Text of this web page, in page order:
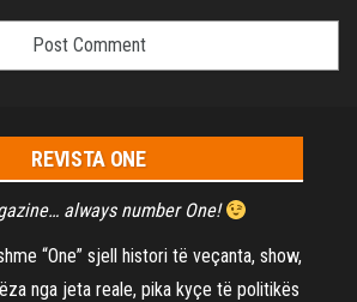
REVISTA ONE
always number One!
“One” sjell histori të veçanta, show,
nga jeta reale, pika kyçe të politikës